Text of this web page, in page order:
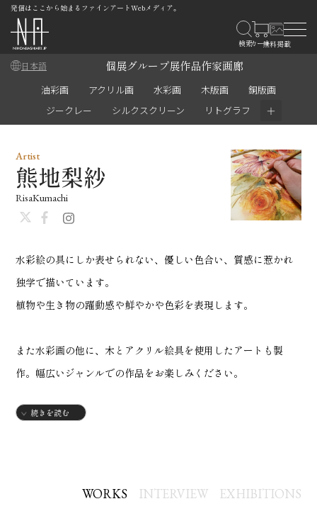
発信はここから始まるファインアートWebメディア。
日本語 個展グループ展作品作家画廊
油彩画 アクリル画 水彩画 木版画
銅版画
ジークレー
シルクスクリーン リトグラフ ＋
水彩絵の具にしか表せられない、優しい色合い、質感に惹かれ
独学で描いています。
植物や生き物の躍動感や鮮やかや色彩を表現します。
また水彩画の他に、木とアクリル絵具を使用したアートも製
作。幅広いジャンルでの作品をお楽しみください。
写真よりも心に残る一枚を...
額縁もセットでご用意。
続きを読む
Artist
熊地梨紗
RisaKumachi
WORKS INTERVIEW EXHIBITIONS